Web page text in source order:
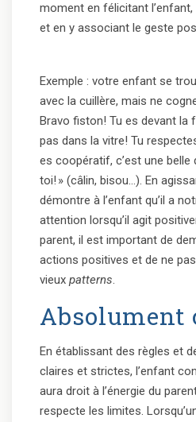
moment en félicitant
et en y associant le geste
Exemple : votre enfant se
avec la cuillère, mais ne
Bravo fiston! Tu es devant la
pas dans la vitre! Tu
es coopératif, c’est une belle
toi! » (câlin, bisou…). En
démontre à l’enfant qu’il a
attention lorsqu’il agit
parent, il est important de
actions positives et de ne
vieux patterns
Absolument
En établissant des règles et
claires et strictes, l’enfant
aura droit à l’énergie du
respecte les limites.